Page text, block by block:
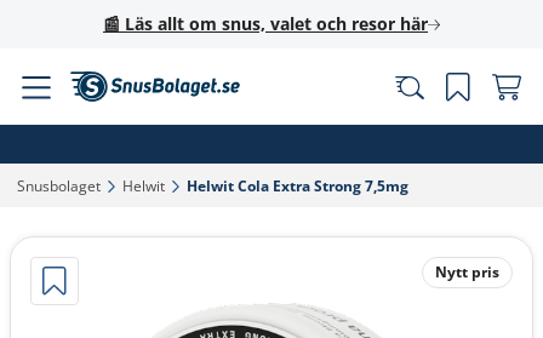
📰 Läs allt om snus, valet och resor här
Snusbolaget‎ Helwit‎ Helwit Cola Extra Strong 7,5mg‎
Nytt pris